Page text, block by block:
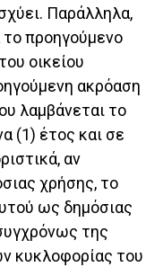
Παράλληλα,
το προηγούμενο
οικείου
ακρόαση
λαμβάνεται το
(1) έτος και σε
αν
χρήσης, το
ως δημόσιας
της
κυκλοφορίας του